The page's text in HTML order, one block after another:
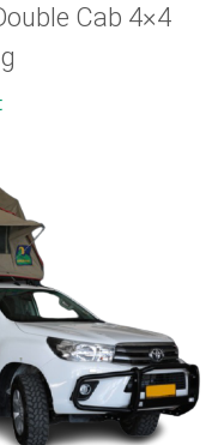
Cab 4×4